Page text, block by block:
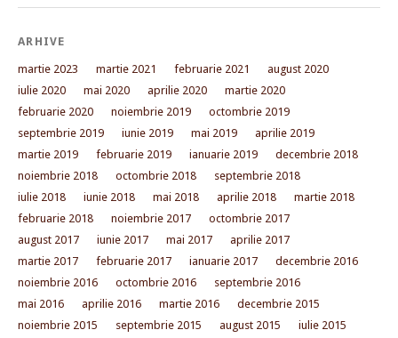
ARHIVE
martie 2023 martie 2021 februarie 2021
august 2020
iulie 2020
mai 2020 aprilie 2020
martie 2020
februarie 2020
noiembrie 2019
octombrie 2019
septembrie 2019
iunie 2019 mai 2019
aprilie 2019
martie 2019
februarie 2019 ianuarie 2019
decembrie 2018
noiembrie 2018
octombrie 2018
septembrie 2018
iulie 2018
iunie 2018 mai 2018 aprilie 2018
martie 2018
februarie 2018
noiembrie 2017
octombrie 2017
august 2017
iunie 2017 mai 2017
aprilie 2017
martie 2017
februarie 2017 ianuarie 2017
decembrie 2016
noiembrie 2016
octombrie 2016
septembrie 2016
mai 2016
aprilie 2016 martie 2016
decembrie 2015
noiembrie 2015
septembrie 2015 august 2015
iulie 2015